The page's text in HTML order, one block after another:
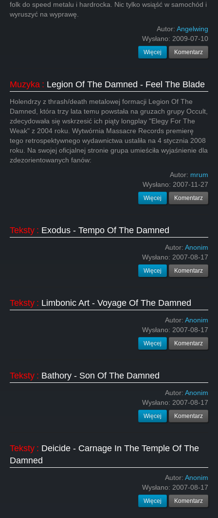
folk do speed metalu i hardrocka. Nic tylko wsiąść w samochód i
wyruszyć na wyprawę.
Autor: Angelwing
Wysłano: 2009-07-10
Więcej Komentarz
Muzyka : Legion Of The Damned - Feel The Blade
Holendrzy z thrash/death metalowej formacji Legion Of The
Damned, która trzy lata temu powstała na gruzach grupy Occult,
zdecydowała się wskrzesić ich piąty longplay "Elegy For The
Weak" z 2004 roku. Wytwórnia Massacre Records premierę
tego retrospektywnego wydawnictwa ustaliła na 4 stycznia 2008
roku. Na swojej oficjalnej stronie grupa umieściła wyjaśnienie dla
zdezorientowanych fanów:
Autor: mrum
Wysłano: 2007-11-27
Więcej Komentarz
Teksty : Exodus - Tempo Of The Damned
Autor: Anonim
Wysłano: 2007-08-17
Więcej Komentarz
Teksty : Limbonic Art - Voyage Of The Damned
Autor: Anonim
Wysłano: 2007-08-17
Więcej Komentarz
Teksty : Bathory - Son Of The Damned
Autor: Anonim
Wysłano: 2007-08-17
Więcej Komentarz
Teksty : Deicide - Carnage In The Temple Of The
Damned
Autor: Anonim
Wysłano: 2007-08-17
Więcej Komentarz